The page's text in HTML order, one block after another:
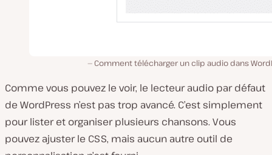
Comment télécharger un clip audio dans
Comme vous pouvez le voir, le lecteur audio par défaut
de WordPress n’est pas trop avancé. C’est simplement
pour lister et organiser plusieurs chansons. Vous
pouvez ajuster le CSS, mais aucun autre outil de